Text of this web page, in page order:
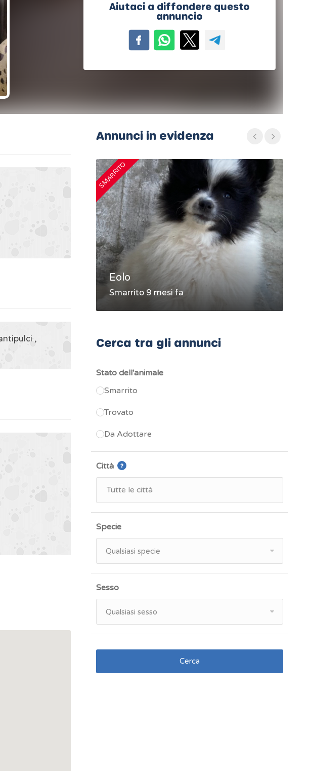
Aiutaci a diffondere questo
annuncio
,
Annunci in evidenza
SMARRITO
Eolo
Smarrito 9 mesi fa
Cerca tra gli annunci
Stato dell'animale
Smarrito
Trovato
Da Adottare
Città
Specie
Qualsiasi specie
Sesso
Qualsiasi sesso
Cerca